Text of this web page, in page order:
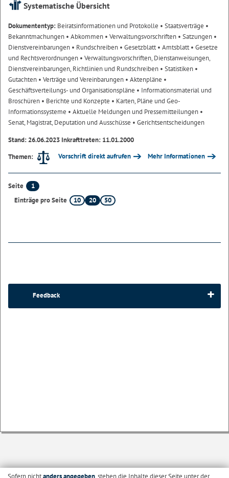
Systematische Übersicht
Dokumententyp: Beiratsinformationen und Protokolle • Staatsverträge •
Bekanntmachungen • Abkommen • Verwaltungsvorschriften • Satzungen •
Dienstvereinbarungen • Rundschreiben • Gesetzblatt• Amtsblatt• Gesetze
und Rechtsverordnungen • Verwaltungsvorschriften, Dienstanweisungen,
Dienstvereinbarungen, Richtlinien und Rundschreiben • Statistiken •
Gutachten • Verträge und Vereinbarungen • Aktenpläne •
Geschäftsverteilungs- und Organisationspläne • Informationsmaterial und
Broschüren • Berichte und Konzepte • Karten, Pläne und Geo-
Informationssysteme • Aktuelle Meldungen und Pressemitteilungen •
Senat, Magistrat, Deputation und Ausschüsse • Gerichtsentscheidungen
Stand: 26.06.2023 Inkrafttreten: 11.01.2000
Themen:
Vorschrift direkt aufrufen Mehr Informationen
Seite
1
Einträge pro Seite
10 20 50
Feedback
Sofern nichtanders angegeben , stehen die Inhalte dieser Seite unter der